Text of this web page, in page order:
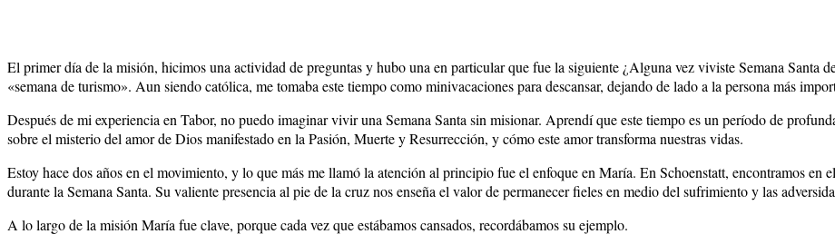
El primer día de la misión, hicimos una actividad de preguntas y hubo una en particular que fue la siguiente ¿Alguna vez viviste Semana Santa
«semana de turismo». Aun siendo católica, me tomaba este tiempo como minivacaciones para descansar, dejando de lado a la persona más
Después de mi experiencia en Tabor, no puedo imaginar vivir una Semana Santa sin misionar. Aprendí que este tiempo es un período de
sobre el misterio del amor de Dios manifestado en la Pasión, Muerte y Resurrección, y cómo este amor transforma nuestras vidas.
Estoy hace dos años en el movimiento, y lo que más me llamó la atención al principio fue el enfoque en María. En Schoenstatt, encontramos en
durante la Semana Santa. Su valiente presencia al pie de la cruz nos enseña el valor de permanecer fieles en medio del sufrimiento y las
A lo largo de la misión María fue clave, porque cada vez que estábamos cansados, recordábamos su ejemplo.